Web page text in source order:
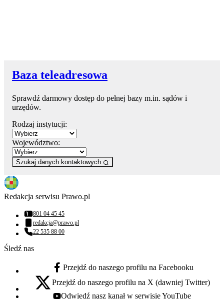
Baza teleadresowa
Sprawdź darmowy dostęp do pełnej bazy m.in. sądów i
urzędów.
Rodzaj instytucji:
Województwo:
Szukaj danych kontaktowych
Redakcja serwisu Prawo.pl
Numer telefonu:
801 04 45 45
Adres email:
redakcja@prawo.pl
Numer telefonu:
22 535 88 00
Śledź nas
facebook - otwiera się w nowej karcie
Przejdź do naszego profilu na Facebooku
x - otwiera się w nowej karcie
Przejdź do naszego profilu na X (dawniej Twitter)
youtube - otwiera się w nowej karcie
Odwiedź nasz kanał w serwisie YouTube